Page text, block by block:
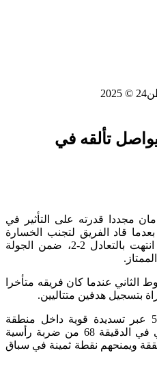
تألقه في
مجددا قدرته على التأثير في
قاد الفريق لتجنب الخسارة
أمام ماذرويل في مباراة مثيرة انتهت بالتعادل 2-2، ضمن الجولة
الثاني عندما كان فريقه متأخرا
بتسجيل هدفين متتاليين.
الهدف الأول جاء في الدقيقة 50 عبر تسديدة قوية داخل منطقة
الجزاء، بينما أضاف الهدف الثاني في الدقيقة 68 من ضربة رأسية
ويمنحهم نقطة ثمينة في سباق